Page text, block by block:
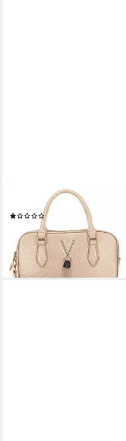
VALENTINO BAGS
Handtasche Handbag
(1)
119,99 €
lieferbar - in 2-3 Werktagen bei dir
+1